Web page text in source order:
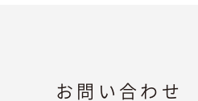
お問い合わせ